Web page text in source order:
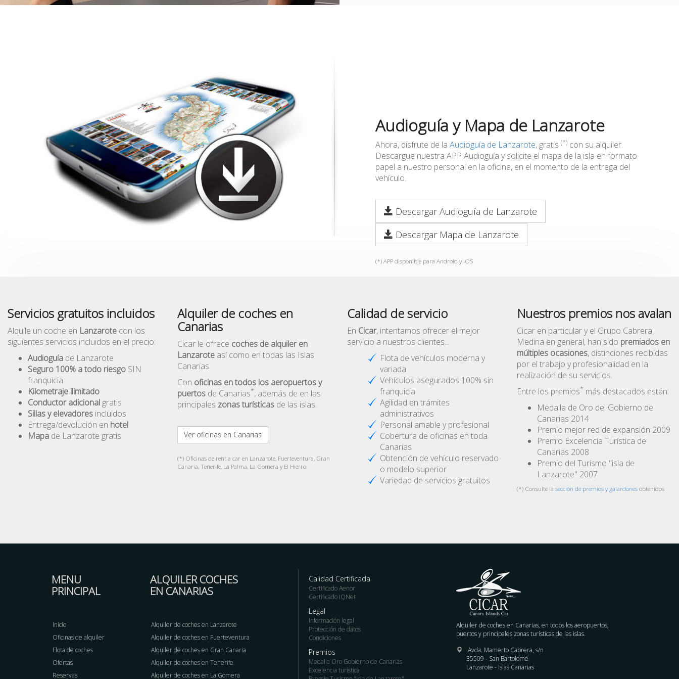
Audioguía y Mapa de Lanzarote
Ahora, disfrute de la Audioguía de Lanzarote, gratis (*) con su alquiler.
Descargue nuestra APP Audioguía y solicite el mapa de la isla en formato
papel a nuestro personal en la oficina, en el momento de la entrega del
vehículo.
Descargar Audioguía de Lanzarote
Descargar Mapa de Lanzarote
(*) APP disponible para Android y iOS
Servicios gratuitos incluidos
Alquile un coche en Lanzarote con los
siguientes servicios incluidos en el precio:
Audioguía de Lanzarote
Seguro 100% a todo riesgo SIN
franquicia
Kilometraje ilimitado
Conductor adicional gratis
Sillas y elevadores incluidos
Entrega/devolución en hotel
Mapa de Lanzarote gratis
Alquiler de coches en
Canarias
Cicar le ofrece coches de alquiler en
Lanzarote así como en todas las Islas
Canarias.
Con oficinas en todos los aeropuertos y
puertos de Canarias*, además de en las
principales zonas turísticas de las islas.
Ver oficinas en Canarias
(*) Oficinas de rent a car en Lanzarote, Fuerteventura, Gran
Canaria, Tenerife, La Palma, La Gomera y El Hierro
Calidad de servicio
En Cicar, intentamos ofrecer el mejor
servicio a nuestros clientes...
Flota de vehículos moderna y
variada
Vehículos asegurados 100% sin
franquicia
Agilidad en trámites
administrativos
Personal amable y profesional
Cobertura de oficinas en toda
Canarias
Obtención de vehículo reservado
o modelo superior
Variedad de servicios gratuitos
Nuestros premios nos avalan
Cicar en particular y el Grupo Cabrera
Medina en general, han sido premiados en
múltiples ocasiones, distinciones recibidas
por el trabajo y profesionalidad en la
realización de su servicios.
Entre los premios* más destacados están:
Medalla de Oro del Gobierno de
Canarias 2014
Premio mejor red de expansión 2009
Premio Excelencia Turística de
Canarias 2008
Premio del Turismo "isla de
Lanzarote" 2007
(*) Consulte la sección de premios y galardones obtenidos
MENU
PRINCIPAL
Inicio
Oficinas de alquiler
Flota de coches
Ofertas
Reservas
ALQUILER COCHES
EN CANARIAS
Alquiler de coches en Lanzarote
Alquiler de coches en Fuerteventura
Alquiler de coches en Gran Canaria
Alquiler de coches en Tenerife
Alquiler de coches en La Gomera
Calidad Certificada
Certificado Aenor
Certificado IQNet
Legal
Información legal
Protección de datos
Condiciones
Premios
Medalla Oro Gobierno de Canarias
Excelencia turística
Alquiler de coches en Canarias, en todos los aeropuertos,
puertos y principales zonas turísticas de las islas.
Avda. Mamerto Cabrera, s/n
35509 - San Bartolomé
Lanzarote - Islas Canarias